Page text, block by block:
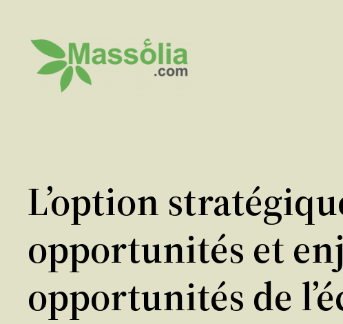
contenu
L’option
opportunités et
opportunités de